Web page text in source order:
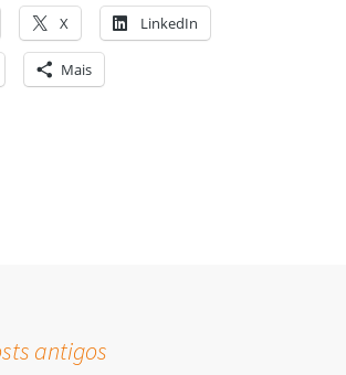
X LinkedIn
Mais
antigos